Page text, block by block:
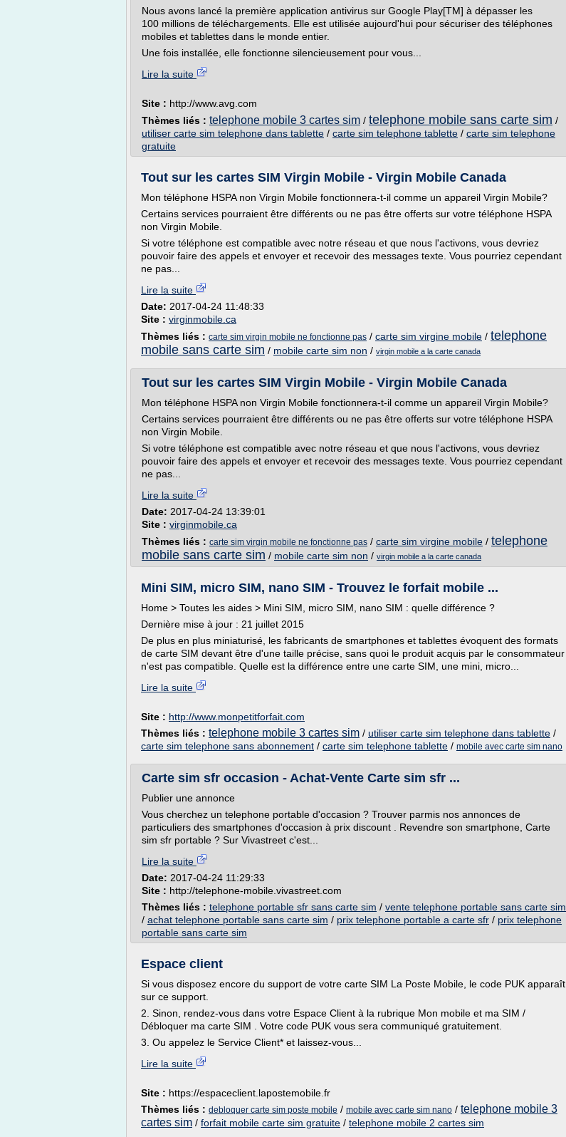
Nous avons lancé la première application antivirus sur Google Play[TM] à dépasser les
100 millions de téléchargements. Elle est utilisée aujourd'hui pour sécuriser des téléphones
mobiles et tablettes dans le monde entier.
Une fois installée, elle fonctionne silencieusement pour vous...
Lire la suite
Site : http://www.avg.com
Thèmes liés : telephone mobile 3 cartes sim / telephone mobile sans carte sim /
utiliser carte sim telephone dans tablette / carte sim telephone tablette / carte sim telephone
gratuite
Tout sur les cartes SIM Virgin Mobile - Virgin Mobile Canada
Mon téléphone HSPA non Virgin Mobile fonctionnera-t-il comme un appareil Virgin Mobile?
Certains services pourraient être différents ou ne pas être offerts sur votre téléphone HSPA
non Virgin Mobile.
Si votre téléphone est compatible avec notre réseau et que nous l'activons, vous devriez
pouvoir faire des appels et envoyer et recevoir des messages texte. Vous pourriez cependant
ne pas...
Lire la suite
Date: 2017-04-24 11:48:33
Site : virginmobile.ca
Thèmes liés : carte sim virgin mobile ne fonctionne pas / carte sim virgine mobile / telephone
mobile sans carte sim / mobile carte sim non / virgin mobile a la carte canada
Tout sur les cartes SIM Virgin Mobile - Virgin Mobile Canada
Mon téléphone HSPA non Virgin Mobile fonctionnera-t-il comme un appareil Virgin Mobile?
Certains services pourraient être différents ou ne pas être offerts sur votre téléphone HSPA
non Virgin Mobile.
Si votre téléphone est compatible avec notre réseau et que nous l'activons, vous devriez
pouvoir faire des appels et envoyer et recevoir des messages texte. Vous pourriez cependant
ne pas...
Lire la suite
Date: 2017-04-24 13:39:01
Site : virginmobile.ca
Thèmes liés : carte sim virgin mobile ne fonctionne pas / carte sim virgine mobile / telephone
mobile sans carte sim / mobile carte sim non / virgin mobile a la carte canada
Mini SIM, micro SIM, nano SIM - Trouvez le forfait mobile ...
Home > Toutes les aides > Mini SIM, micro SIM, nano SIM : quelle différence ?
Dernière mise à jour : 21 juillet 2015
De plus en plus miniaturisé, les fabricants de smartphones et tablettes évoquent des formats
de carte SIM devant être d'une taille précise, sans quoi le produit acquis par le consommateur
n'est pas compatible. Quelle est la différence entre une carte SIM, une mini, micro...
Lire la suite
Site : http://www.monpetitforfait.com
Thèmes liés : telephone mobile 3 cartes sim / utiliser carte sim telephone dans tablette /
carte sim telephone sans abonnement / carte sim telephone tablette / mobile avec carte sim nano
Carte sim sfr occasion - Achat-Vente Carte sim sfr ...
Publier une annonce
Vous cherchez un telephone portable d'occasion ? Trouver parmis nos annonces de
particuliers des smartphones d'occasion à prix discount . Revendre son smartphone, Carte
sim sfr portable ? Sur Vivastreet c'est...
Lire la suite
Date: 2017-04-24 11:29:33
Site : http://telephone-mobile.vivastreet.com
Thèmes liés : telephone portable sfr sans carte sim / vente telephone portable sans carte sim
/ achat telephone portable sans carte sim / prix telephone portable a carte sfr / prix telephone
portable sans carte sim
Espace client
Si vous disposez encore du support de votre carte SIM La Poste Mobile, le code PUK apparaît
sur ce support.
2. Sinon, rendez-vous dans votre Espace Client à la rubrique Mon mobile et ma SIM /
Débloquer ma carte SIM . Votre code PUK vous sera communiqué gratuitement.
3. Ou appelez le Service Client* et laissez-vous...
Lire la suite
Site : https://espaceclient.lapostemobile.fr
Thèmes liés : debloquer carte sim poste mobile / mobile avec carte sim nano / telephone mobile 3
cartes sim / forfait mobile carte sim gratuite / telephone mobile 2 cartes sim